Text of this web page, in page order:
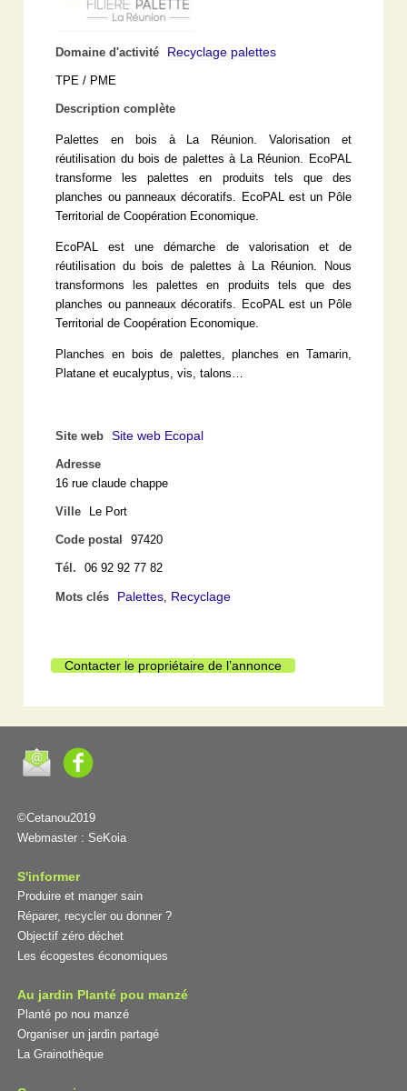
Domaine d'activité Recyclage palettes
TPE / PME
Description complète
Palettes en bois à La Réunion. Valorisation et
réutilisation du bois de palettes à La Réunion. EcoPAL
transforme les palettes en produits tels que des
planches ou panneaux décoratifs. EcoPAL est un Pôle
Territorial de Coopération Economique.
EcoPAL est une démarche de valorisation et de
réutilisation du bois de palettes à La Réunion. Nous
transformons les palettes en produits tels que des
planches ou panneaux décoratifs. EcoPAL est un Pôle
Territorial de Coopération Economique.
Planches en bois de palettes, planches en Tamarin,
Platane et eucalyptus, vis, talons…
Site web Site web Ecopal
Adresse
16 rue claude chappe
Ville Le Port
Code postal 97420
Tél. 06 92 92 77 82
Mots clés Palettes, Recyclage
Contacter le propriétaire de l’annonce
©Cetanou2019
Webmaster : SeKoia
S'informer
Produire et manger sain
Réparer, recycler ou donner ?
Objectif zéro déchet
Les écogestes économiques
Au jardin Planté pou manzé
Planté po nou manzé
Organiser un jardin partagé
La Grainothèque